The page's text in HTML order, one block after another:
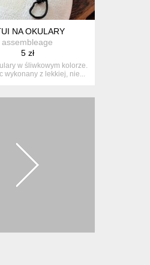
NA OKULARY
assembleage
5 zł
w śliwkowym kolorze.
wykonany z lekkiej, nie...
HANDMADE